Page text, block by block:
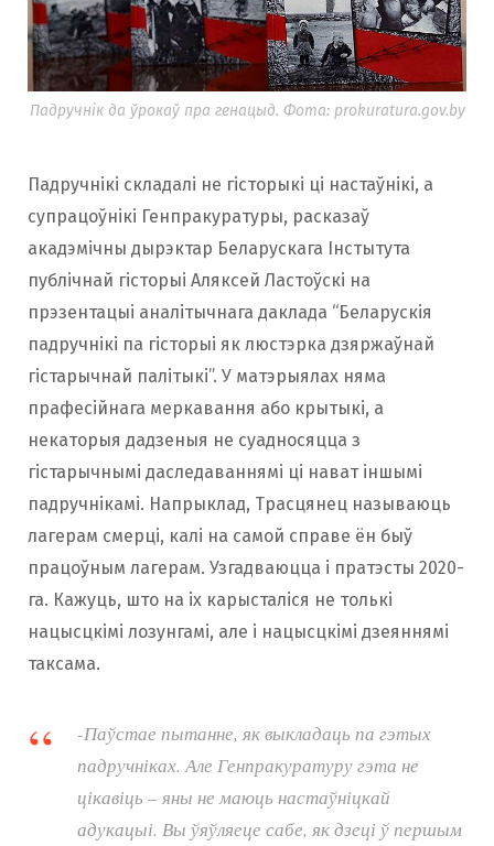
Падручнік да ўрокаў пра генацыд. Фота: prokuratura.gov.by
Падручнікі складалі не гісторыкі ці настаўнікі, а
супрацоўнікі Генпракуратуры, расказаў
акадэмічны дырэктар Беларускага Інстытута
публічнай гісторыі Аляксей Ластоўскі на
прэзентацыі аналітычнага даклада “Беларускія
падручнікі па гісторыі як люстэрка дзяржаўнай
гістарычнай палітыкі”. У матэрыялах няма
прафесійнага меркавання або крытыкі, а
некаторыя дадзеныя не суадносяцца з
гістарычнымі даследаваннямі ці нават іншымі
падручнікамі. Напрыклад, Трасцянец называюць
лагерам смерці, калі на самой справе ён быў
працоўным лагерам. Узгадваюцца і пратэсты 2020-
га. Кажуць, што на іх карысталіся не толькі
нацысцкімі лозунгамі, але і нацысцкімі дзеяннямі
таксама.
-Паўстае пытанне, як выкладаць па гэтых
падручніках. Але Генпракуратуру гэта не
цікавіць – яны не маюць настаўніцкай
адукацыі. Вы ўяўляеце сабе, як дзеці ў першым